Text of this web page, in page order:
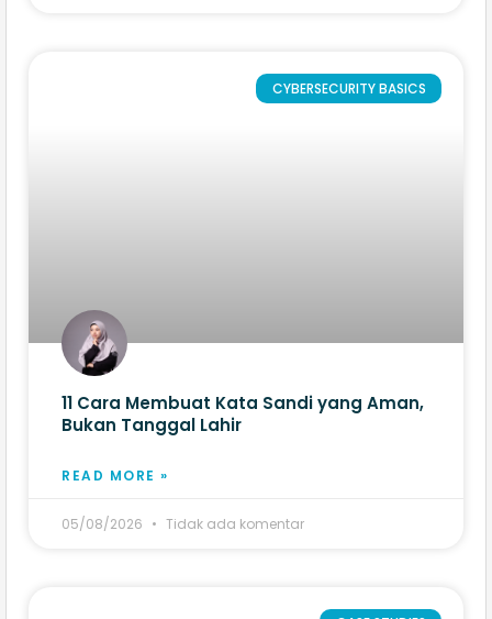
CYBERSECURITY BASICS
11 Cara Membuat Kata Sandi yang Aman,
Bukan Tanggal Lahir
READ MORE »
05/08/2026 Tidak ada komentar